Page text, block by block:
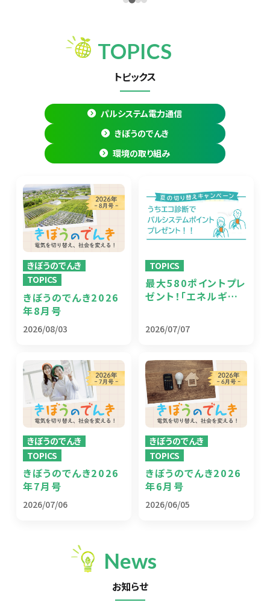
TOPICS
トピックス
パルシステム電力通信
きぼうのでんき
環境の取り組み
きぼうのでんき
TOPICS
きぼうのでんき2026
年8月号
2026/08/03
TOPICS
最大580ポイントプレ
ゼント！「エネルギー
コ診断やってみる？」
キャンペーン
2026/07/07
きぼうのでんき
TOPICS
きぼうのでんき2026
年7月号
2026/07/06
きぼうのでんき
TOPICS
きぼうのでんき2026
年6月号
2026/06/05
News
お知らせ